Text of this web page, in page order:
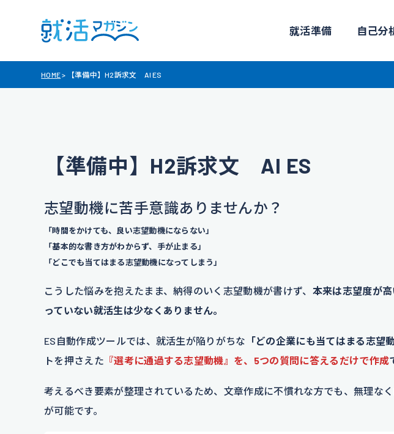
就活準備 自己分
HOME> 【準備中】H2訴求文 AI ES
【準備中】H2訴求文 AI ES
志望動機に苦手意識ありませんか？
「時間をかけても、良い志望動機にならない」
「基本的な書き方がわからず、手が止まる」
「どこでも当てはまる志望動機になってしまう」
こうした悩みを抱えたまま、納得のいく志望動機が書けず、 本来は志望度が
っていない就活生は少なくありません。
ES自動作成ツールでは、就活生が陥りがちな 「どの企業にも当てはまる志望
トを押さえた 『選考に通過する志望動機』を、5つの質問に答えるだけで作成
考えるべき要素が整理されているため、文章作成に不慣れな方でも、無理な
が可能です。